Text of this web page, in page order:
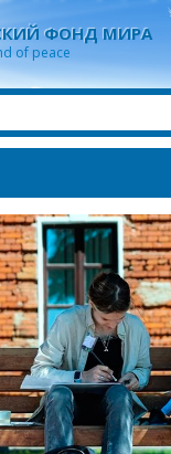
ФОНД МИРА
of peace